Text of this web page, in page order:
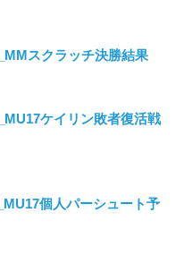
スクラッチ決勝結果
ケイリン敗者復活戦
個人パーシュート予